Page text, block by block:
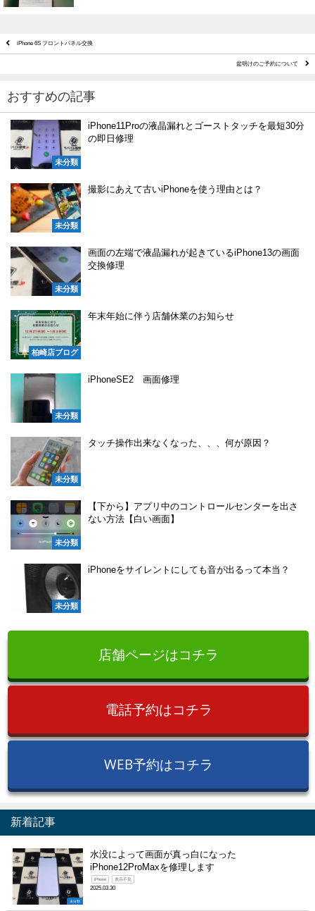
iPhone 6S フロントパネル交換
盆明けのご予約について
おすすめの記事
未分類
iPhone11Proの液晶漏れとゴーストタッチを最短30分
の即日修理
未分類
撮影にあえて古いiPhoneを使う理由とは？
未分類
画面の左端で液晶漏れが起きているiPhone13の画面
交換修理
柏崎店ブログ
年末年始に伴う店舗休業のお知らせ
未分類
iPhoneSE2 画面修理
未分類
タッチ操作出来なくなった、、、何が原因？
未分類
【下から】アプリ中のコントロールセンターを出さ
ない方法【白い画面】
未分類
iPhoneをサイレントにしても音が出るって本当？
店舗ページはコチラ
電話予約はコチラ
WEB予約はコチラ
新着記事
未分類
水没によって画面が真っ白になった
iPhone12ProMaxを修理します
iPhone 表示不良
2025.03.30